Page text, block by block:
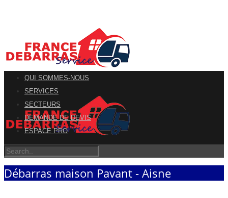
QUI SOMMES-NOUS
SERVICES
SECTEURS
DEMANDE DE DEVIS
ESPACE PRO
Débarras maison Pavant - Aisne